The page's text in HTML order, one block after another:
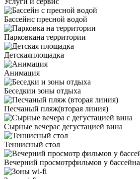
Бассейнс пресной водой
Парковкана территории
Детскаяплощадка
Анимация
Беседкии зоны отдыха
Песчаный пляж(вторая линия)
Сырные вечерас дегустацией вина
Теннисный стол
Вечерний просмотрфильмов у бассейна